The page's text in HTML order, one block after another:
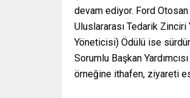
devam ediyor. Ford Otosan
Uluslararası Tedarik Zinciri
Yöneticisi) Ödülü ise
Sorumlu Başkan
örneğine ithafen, ziyareti